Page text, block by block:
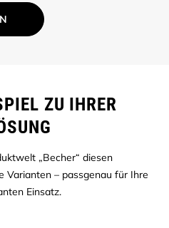
ZU IHRER
„Becher“ diesen
Varianten – passgenau für Ihre
Einsatz.